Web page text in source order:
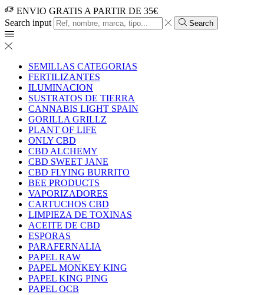
ENVIO GRATIS A PARTIR DE 35€
Search input
Search
SEMILLAS CATEGORIAS
FERTILIZANTES
ILUMINACION
SUSTRATOS DE TIERRA
CANNABIS LIGHT SPAIN
GORILLA GRILLZ
PLANT OF LIFE
ONLY CBD
CBD ALCHEMY
CBD SWEET JANE
CBD FLYING BURRITO
BEE PRODUCTS
VAPORIZADORES
CARTUCHOS CBD
LIMPIEZA DE TOXINAS
ACEITE DE CBD
ESPORAS
PARAFERNALIA
PAPEL RAW
PAPEL MONKEY KING
PAPEL KING PING
PAPEL OCB